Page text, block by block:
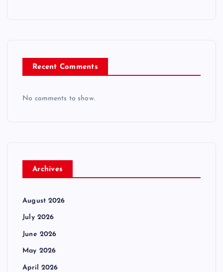
Recent Comments
No comments to show.
Archives
August 2026
July 2026
June 2026
May 2026
April 2026